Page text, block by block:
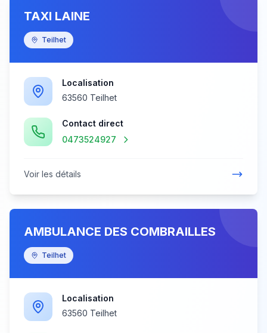
TAXI LAINE
Teilhet
Localisation
63560 Teilhet
Contact direct
0473524927
Voir les détails
AMBULANCE DES COMBRAILLES
Teilhet
Localisation
63560 Teilhet